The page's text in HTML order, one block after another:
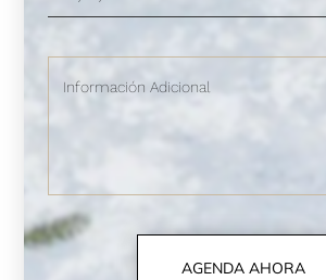
AGENDA AHORA